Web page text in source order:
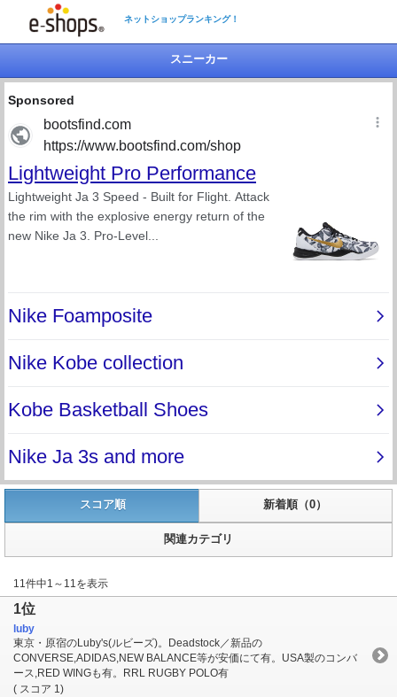
ネットショップランキング！
スニーカー
スコア順 新着順（0）
関連カテゴリ
11件中1～11を表示
1位
luby
東京・原宿のLuby's(ルビーズ)。Deadstock／新品の
CONVERSE,ADIDAS,NEW BALANCE等が安価にて有。USA製のコンバ
ース,RED WINGも有。RRL RUGBY POLO有
( スコア 1)